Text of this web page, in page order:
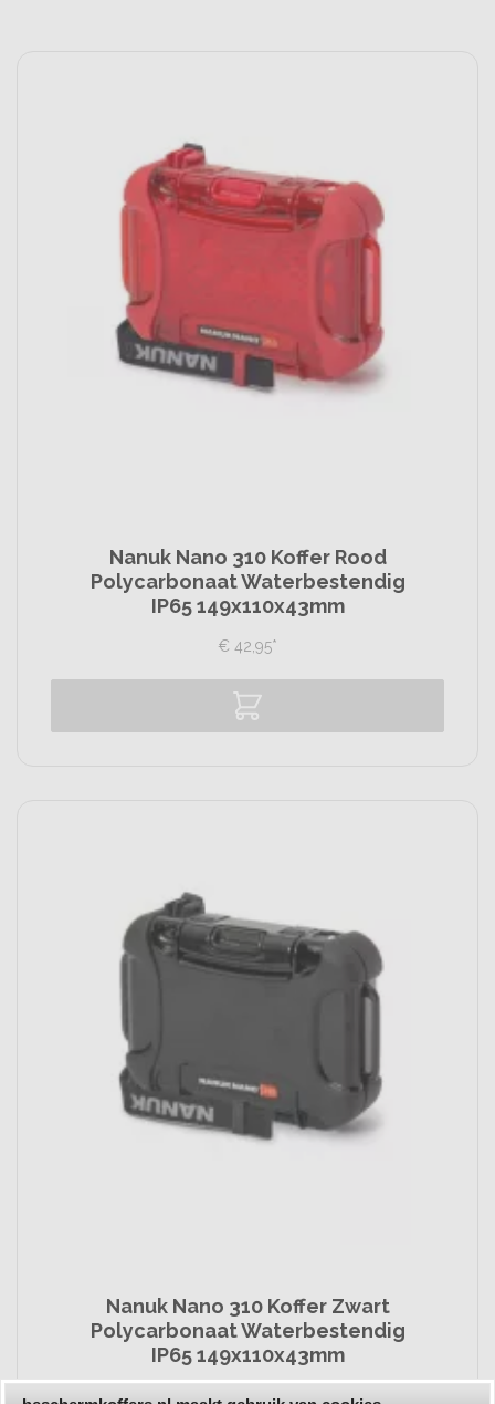
Nanuk Nano 310 Koffer Rood
Polycarbonaat Waterbestendig
IP65 149x110x43mm
€ 42, 95*
Nanuk Nano 310 Koffer Zwart
Polycarbonaat Waterbestendig
IP65 149x110x43mm
42, *